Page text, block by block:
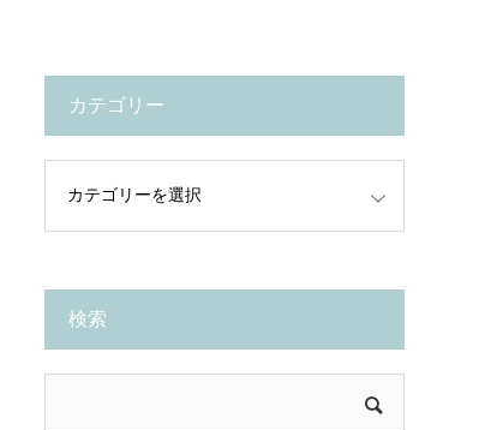
カテゴリー
検索